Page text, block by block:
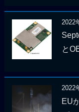
2022
と
2022
EU